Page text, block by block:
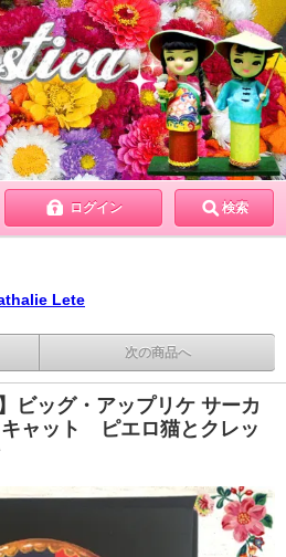
ログイン 検索
Lete
次の商品へ
ビッグ・アップリケ サーカ
ャット ピエロ猫とクレッ